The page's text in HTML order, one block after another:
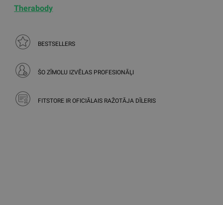
Therabody
BESTSELLERS
ŠO ZĪMOLU IZVĒLAS PROFESIONĀĻI
FITSTORE IR OFICIĀLAIS RAŽOTĀJA DĪLERIS